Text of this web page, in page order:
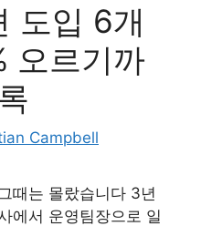
도입 6개
오르기까
Campbell
때는 몰랐습니다 3년
에서 운영팀장으로 일